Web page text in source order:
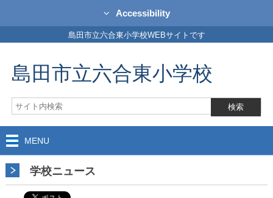
Accessibility
島田市立六合東小学校WEBサイトです
島田市立六合東小学校
MENU
学校ニュース